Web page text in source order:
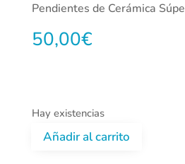
50,00€
Pendientes de Cerámica
Hay existencias
Añadir al carrito